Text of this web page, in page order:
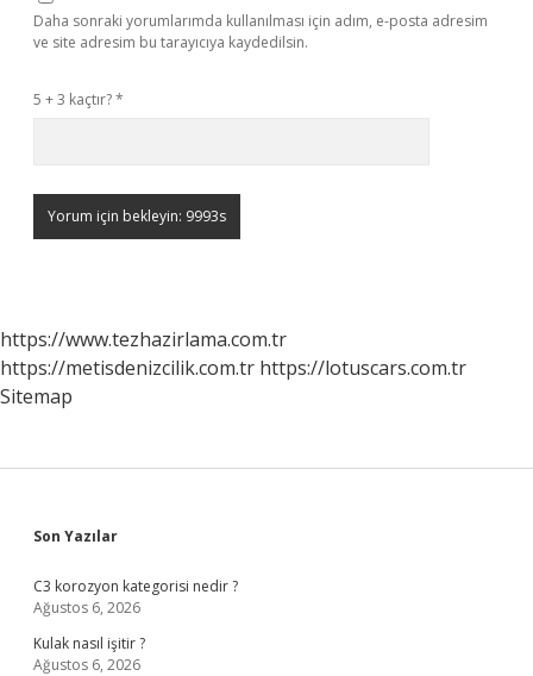
Daha sonraki yorumlarımda kullanılması için adım, e-posta adresim
ve site adresim bu tarayıcıya kaydedilsin.
5 + 3 kaçtır?*
https://www.tezhazirlama.com.tr
https://metisdenizcilik.com.tr https://lotuscars.com.tr
Sitemap
Sidebar
Son Yazılar
C3 korozyon kategorisi nedir ?
Ağustos 6, 2026
Kulak nasıl işitir ?
Ağustos 6, 2026